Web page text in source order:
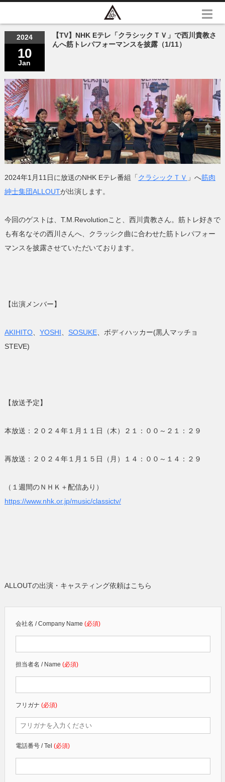
2024
10
Jan
【TV】NHK Eテレ「クラシックＴＶ」で西川貴教さ
んへ筋トレパフォーマンスを披露（1/11）
2024年1月11日に放送のNHK Eテレ番組「クラシックＴＶ 」へ筋肉
紳士集団ALLOUTが出演します。
今回のゲストは、T.M.Revolutionこと、西川貴教さん。筋トレ好きで
も有名なその西川さんへ、クラッシク曲に合わせた筋トレパフォー
マンスを披露させていただいております。
【出演メンバー】
AKIHITO、 YOSHI、 SOSUKE、ボディハッカー(黒人マッチョ
STEVE)
【放送予定】
本放送：２０２４年１月１１日（木）２１：００～２１：２９
再放送：２０２４年１月１５日（月）１４：００～１４：２９
（１週間のＮＨＫ＋配信あり）
https://www.nhk.or.jp/music/classictv/
ALLOUTの出演・キャスティング依頼はこちら
会社名 / Company Name (必須)
担当者名 / Name (必須)
フリガナ (必須)
電話番号 / Tel (必須)